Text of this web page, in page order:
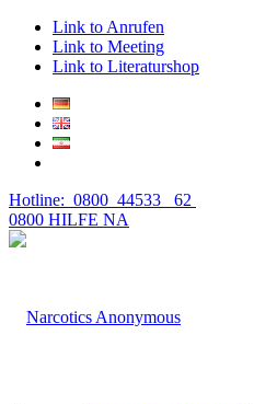
Link to Anrufen
Link to Meeting
Link to Literaturshop
Hotline: 0800 44533 62
0800 HILFE NA